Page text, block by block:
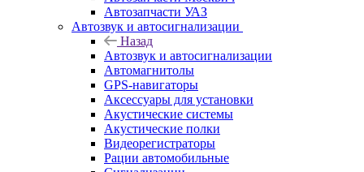
Автозапчасти УАЗ
Автозвук и автосигнализации
Назад
Автозвук и автосигнализации
Автомагнитолы
GPS-навигаторы
Аксессуары для установки
Акустические системы
Акустические полки
Видеорегистраторы
Рации автомобильные